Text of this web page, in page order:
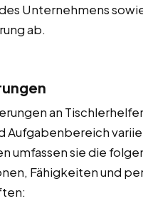
Unternehmens
ab.
an
Aufgabenbereich
umfassen sie die
Fähigkeiten und